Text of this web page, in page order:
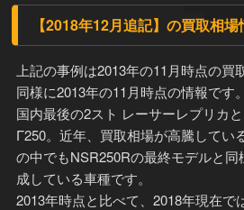
【2018年12月追記】の買取相場
上記の事例は2013年の11月時点の買
同様に2013年の11月時点の情報です。
国内最後の2スト レーサーレプリカ
Γ250。近年、買取相場が高騰してい
の中でもNSR250Rの最終モデルと
成している車種です。
2013年時点と比べて、2018年現在で